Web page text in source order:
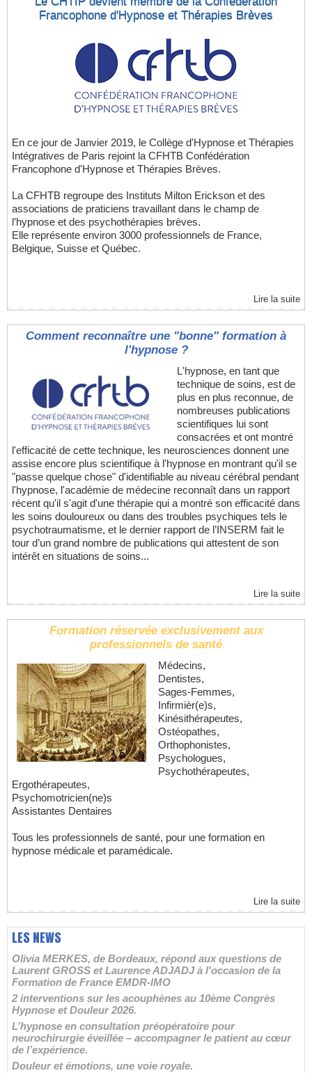
Francophone d'Hypnose et Thérapies Brèves
En ce jour de Janvier 2019, le Collège d'Hypnose et Thérapies
Intégratives de Paris rejoint la CFHTB Confédération
Francophone d'Hypnose et Thérapies Brèves.
La CFHTB regroupe des Instituts Milton Erickson et des
associations de praticiens travaillant dans le champ de
l’hypnose et des psychothérapies brèves.
Elle représente environ 3000 professionnels de France,
Belgique, Suisse et Québec.
Lire la suite
Comment reconnaître une "bonne" formation à
l'hypnose ?
L'hypnose, en tant que
technique de soins, est de
plus en plus reconnue, de
nombreuses publications
scientifiques lui sont
consacrées et ont montré
l'efficacité de cette technique, les neurosciences donnent une
assise encore plus scientifique à l'hypnose en montrant qu'il se
"passe quelque chose" d'identifiable au niveau cérébral pendant
l'hypnose, l'académie de médecine reconnaît dans un rapport
récent qu'il s'agit d'une thérapie qui a montré son efficacité dans
les soins douloureux ou dans des troubles psychiques tels le
psychotraumatisme, et le dernier rapport de l’INSERM fait le
tour d’un grand nombre de publications qui attestent de son
intérêt en situations de soins...
Lire la suite
Formation réservée exclusivement aux
professionnels de santé
Médecins,
Dentistes,
Sages-Femmes,
Infirmièr(e)s,
Kinésithérapeutes,
Ostéopathes,
Orthophonistes,
Psychologues,
Psychothérapeutes,
Ergothérapeutes,
Psychomotricien(ne)s
Assistantes Dentaires
Tous les professionnels de santé, pour une formation en
hypnose médicale et paramédicale.
Lire la suite
LES NEWS
Olivia MERKES, de Bordeaux, répond aux questions de
Laurent GROSS et Laurence ADJADJ à l'occasion de la
Formation de France EMDR-IMO
2 interventions sur les acouphènes au 10ème Congrès
Hypnose et Douleur 2026.
L’hypnose en consultation préopératoire pour
neurochirurgie éveillée – accompagner le patient au cœur
de l’expérience.
Douleur et émotions, une voie royale.